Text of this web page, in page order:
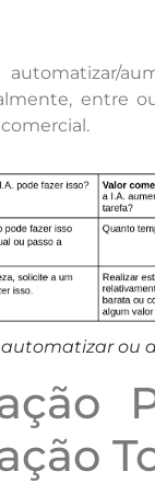
entre
automatizar ou